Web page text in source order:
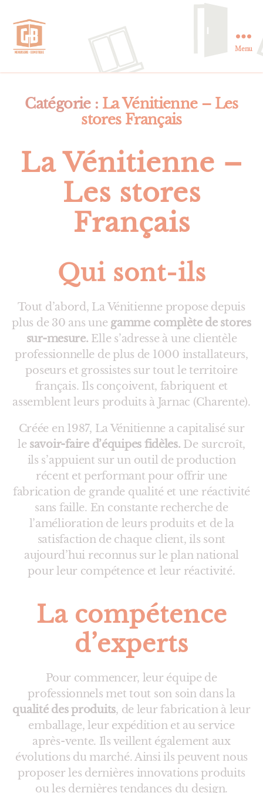
Menuiserie
Domotique
Menu
Catégorie : La Vénitienne – Les
stores Français
La Vénitienne –
Les stores
Français
Qui sont-ils
Tout d’abord, La Vénitienne propose depuis
plus de 30 ans une gamme complète de stores
sur-mesure. Elle s’adresse à une clientèle
professionnelle de plus de 1000 installateurs,
poseurs et grossistes sur tout le territoire
français. Ils conçoivent, fabriquent et
assemblent leurs produits à Jarnac (Charente).
Créée en 1987, La Vénitienne a capitalisé sur
le savoir-faire d’équipes fidèles. De surcroît,
ils s’appuient sur un outil de production
récent et performant pour offrir une
fabrication de grande qualité et une réactivité
sans faille. En constante recherche de
l’amélioration de leurs produits et de la
satisfaction de chaque client, ils sont
aujourd’hui reconnus sur le plan national
pour leur compétence et leur réactivité.
La compétence
d’experts
Pour commencer, leur équipe de
professionnels met tout son soin dans la
qualité des produits, de leur fabrication à leur
emballage, leur expédition et au service
après-vente. Ils veillent également aux
évolutions du marché. Ainsi ils peuvent nous
proposer les dernières innovations produits
ou les dernières tendances du design.